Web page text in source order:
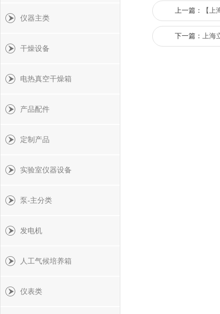
上一篇： 【
下一篇： 上海
仪器主类
干燥设备
电热真空干燥箱
产品配件
定制产品
实验室仪器设备
泵-主分类
发电机
人工气候培养箱
仪表类